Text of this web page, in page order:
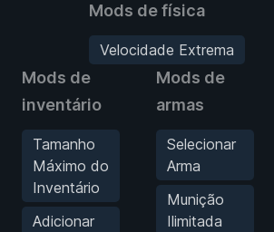
Mods de física
Velocidade Extrema
Mods de
inventário
Tamanho
Máximo do
Inventário
Adicionar
Mods de
armas
Selecionar
Arma
Munição
Ilimitada